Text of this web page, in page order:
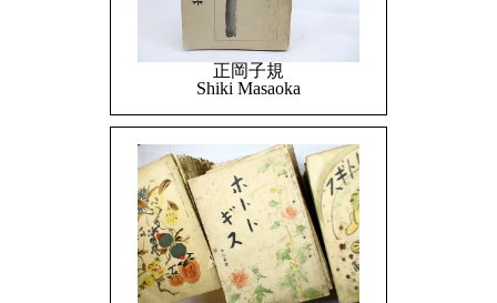
正岡子規
Shiki Masaoka